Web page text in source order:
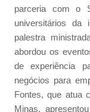
parceria com o
universitários da
palestra
abordou os
de experiência
negócios para
Fontes, que atua
Minas,